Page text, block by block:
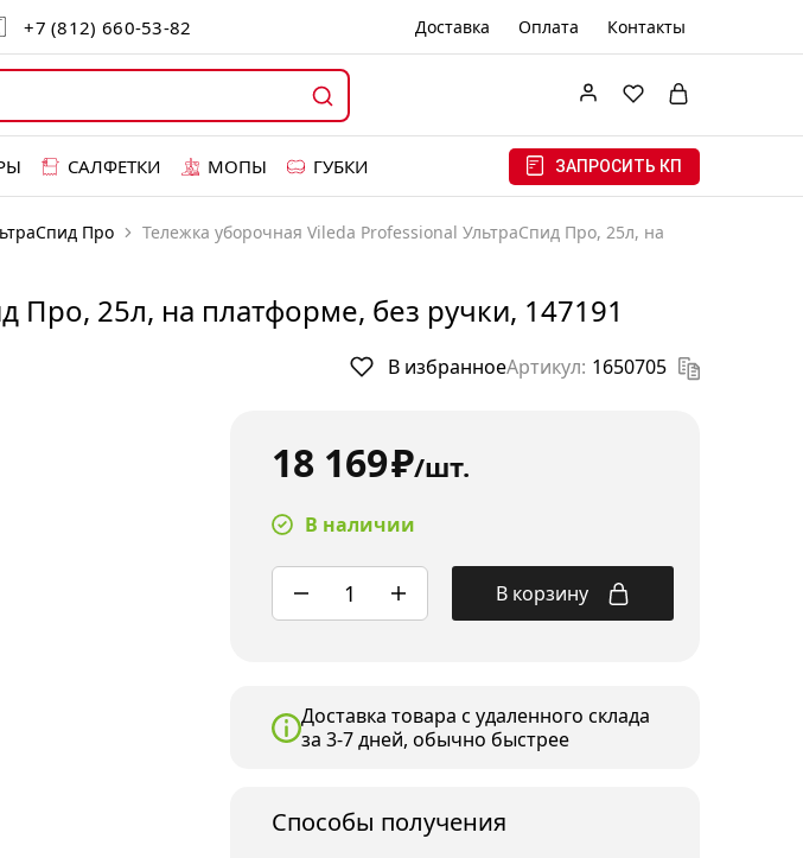
+7 (812) 660-53-82 Доставка Оплата Контакты
САЛФЕТКИ МОПЫ ГУБКИ ЗАПРОСИТЬ КП
Про
Тележка уборочная Vileda Professional УльтраСпид Про, 25л, на
Про, 25л, на платформе, без ручки, 147191
В избранноеАртикул: 1650705
18 169₽/шт.
В наличии
В корзину
Доставка товара с удаленного склада
за 3-7 дней, обычно быстрее
Споcобы получения